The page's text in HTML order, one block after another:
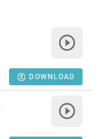
DOWNLOAD